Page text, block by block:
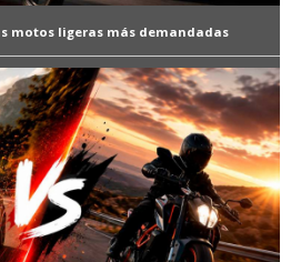
motos ligeras más demandadas